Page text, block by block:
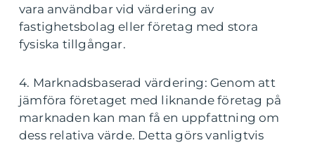
vara användbar vid värdering av
fastighetsbolag eller företag med stora
fysiska tillgångar.
4. Marknadsbaserad värdering: Genom att
jämföra företaget med liknande företag på
marknaden kan man få en uppfattning om
dess relativa värde. Detta görs vanligtvis